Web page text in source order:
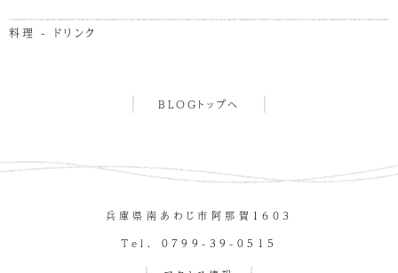
料理 - ドリンク
BLOGトップへ
兵庫県南あわじ市阿那賀１６０３
Tel. 0799-39-0515